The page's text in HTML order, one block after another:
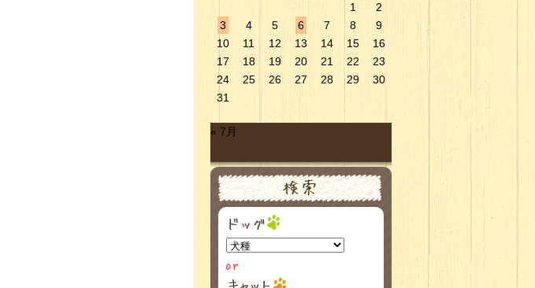
1
2
3
4 5 6 7 8
9
10
11 12 13 14 15
16
17
18 19 20 21 22
23
24
25 26 27 28 29
30
31
« 7月